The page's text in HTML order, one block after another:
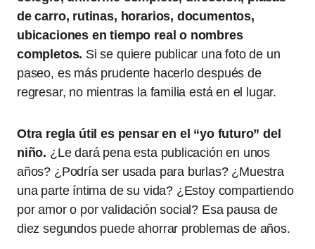
de carro, rutinas, horarios, documentos,
ubicaciones en tiempo real o nombres
completos. Si se quiere publicar una foto de un
paseo, es más prudente hacerlo después de
regresar, no mientras la familia está en el lugar.
Otra regla útil es pensar en el “yo futuro” del
niño. ¿Le dará pena esta publicación en unos
años? ¿Podría ser usada para burlas? ¿Muestra
una parte íntima de su vida? ¿Estoy compartiendo
por amor o por validación social? Esa pausa de
diez segundos puede ahorrar problemas de años.